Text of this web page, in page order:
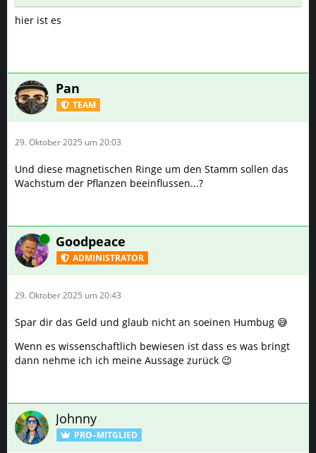
hier ist es
Pan
TEAM
29. Oktober 2025 um 20:03
Und diese magnetischen Ringe um den Stamm sollen das
Wachstum der Pflanzen beeinflussen...?
Online Goodpeace
ADMINISTRATOR
29. Oktober 2025 um 20:43
Spar dir das Geld und glaub nicht an soeinen Humbug 😅
Wenn es wissenschaftlich bewiesen ist dass es was bringt
dann nehme ich ich meine Aussage zurück 😉
Johnny
PRO–MITGLIED